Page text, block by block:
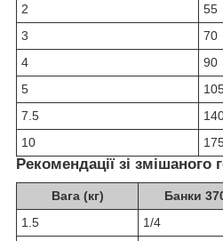
2
55
3
70
4
90
5
7.5
10
Рекомендації зі змішаного
Вага (кг) Банки
1.5
1/4